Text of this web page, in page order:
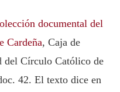
documental del
Cardeña, Caja de
del Círculo Católico de
42. El texto dice en